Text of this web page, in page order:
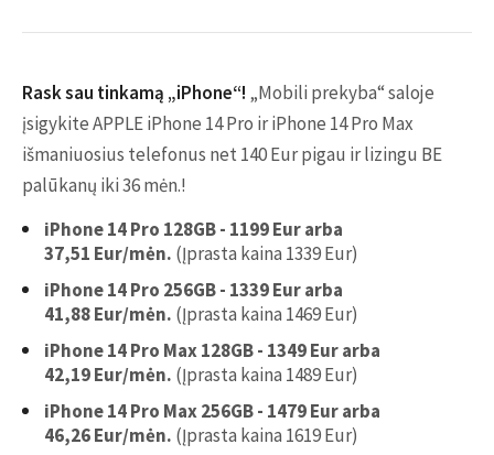
Rask sau tinkamą „iPhone“! „Mobili prekyba“ saloje
įsigykite APPLE iPhone 14 Pro ir iPhone 14 Pro Max
išmaniuosius telefonus net 140 Eur pigau ir lizingu BE
palūkanų iki 36 mėn.!
iPhone 14 Pro 128GB - 1199 Eur arba
37,51 Eur/mėn. (Įprasta kaina 1339 Eur)
iPhone 14 Pro 256GB - 1339 Eur arba
41,88 Eur/mėn. (Įprasta kaina 1469 Eur)
iPhone 14 Pro Max 128GB - 1349 Eur arba
42,19 Eur/mėn. (Įprasta kaina 1489 Eur)
iPhone 14 Pro Max 256GB - 1479 Eur arba
46,26 Eur/mėn. (Įprasta kaina 1619 Eur)